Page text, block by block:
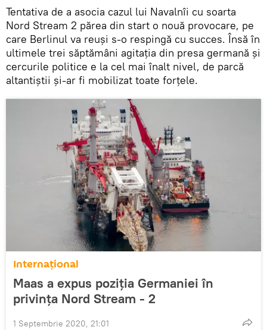
Tentativa de a asocia cazul lui Navalnîi cu soarta
Nord Stream 2 părea din start o nouă provocare, pe
care Berlinul va reuși s-o respingă cu succes. Însă în
ultimele trei săptămâni agitația din presa germană și
cercurile politice e la cel mai înalt nivel, de parcă
altantiștii și-ar fi mobilizat toate forțele.
Internaţional
Maas a expus poziția Germaniei în
privința Nord Stream - 2
1 Septembrie 2020, 21:01